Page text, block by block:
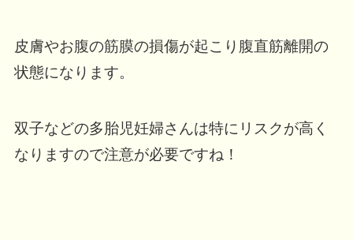
皮膚やお腹の筋膜の損傷が起こり腹直筋離開の
状態になります。
双子などの多胎児妊婦さんは特にリスクが高く
なりますので注意が必要ですね！